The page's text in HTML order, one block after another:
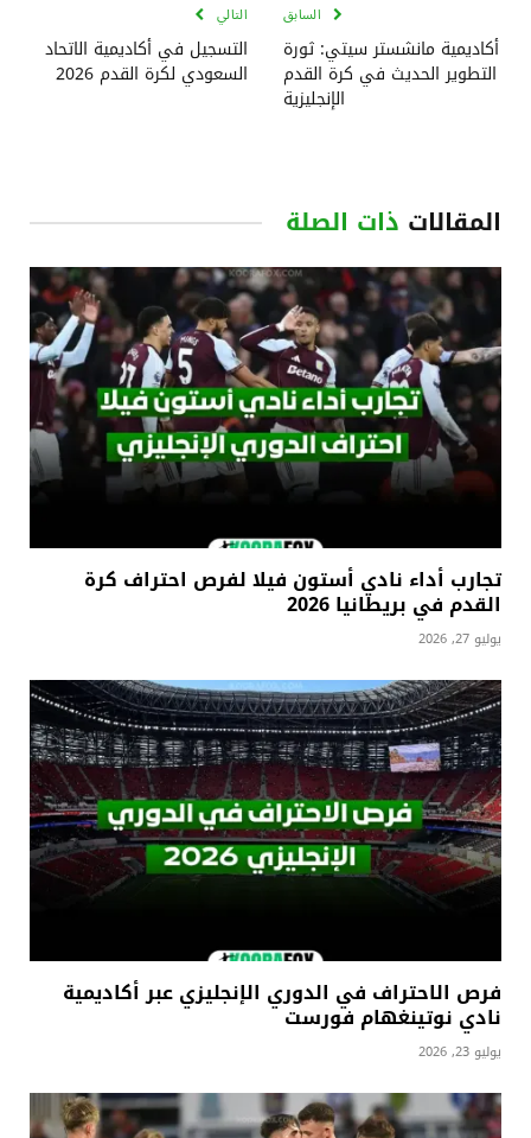
السابق
أكاديمية مانشستر سيتي: ثورة
التطوير الحديث في كرة القدم
الإنجليزية
التالي
التسجيل في أكاديمية الاتحاد
السعودي لكرة القدم 2026
المقالات ذات الصلة
تجارب أداء نادي أستون فيلا لفرص احتراف كرة
القدم في بريطانيا 2026
يوليو 27, 2026
فرص الاحتراف في الدوري الإنجليزي عبر أكاديمية
نادي نوتينغهام فورست
يوليو 23, 2026